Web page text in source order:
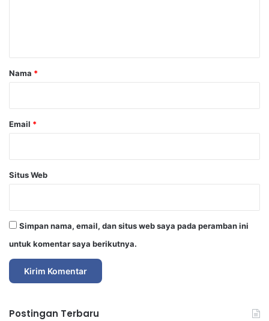
rNama *
Email *
Situs Web
Simpan nama, email, dan situs web saya pada peramban ini
untuk komentar saya berikutnya.
Postingan Terbaru